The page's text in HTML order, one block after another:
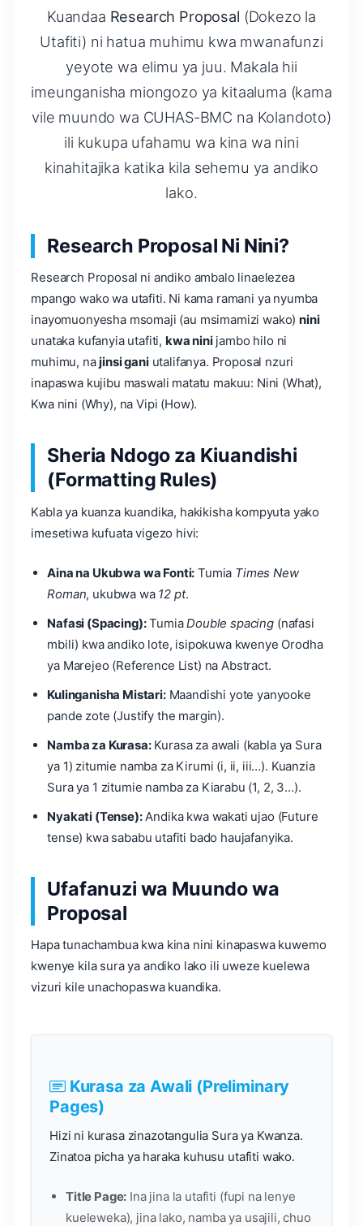
Kuandaa Research Proposal (Dokezo la
Utafiti) ni hatua muhimu kwa mwanafunzi
yeyote wa elimu ya juu. Makala hii
imeunganisha miongozo ya kitaaluma (kama
vile muundo wa CUHAS-BMC na Kolandoto)
ili kukupa ufahamu wa kina wa nini
kinahitajika katika kila sehemu ya andiko
lako.
Research Proposal Ni Nini?
Research Proposal ni andiko ambalo linaelezea
mpango wako wa utafiti. Ni kama ramani ya nyumba
inayomuonyesha msomaji (au msimamizi wako)nini
unataka kufanyia utafiti, kwa ninijambo hilo ni
muhimu, najinsi ganiutalifanya. Proposal nzuri
inapaswa kujibu maswali matatu makuu: Nini (What),
Kwa nini (Why), na Vipi (How).
Sheria Ndogo za Kiuandishi
(Formatting Rules)
Kabla ya kuanza kuandika, hakikisha kompyuta yako
imesetiwa kufuata vigezo hivi:
Aina na Ukubwa wa Fonti: Tumia Times New
Roman, ukubwa wa 12 pt.
Nafasi (Spacing):TumiaDouble spacing (nafasi
mbili) kwa andiko lote, isipokuwa kwenye Orodha
ya Marejeo (Reference List) na Abstract.
Kulinganisha Mistari:Maandishi yote yanyooke
pande zote (Justify the margin).
Namba za Kurasa:Kurasa za awali (kabla ya Sura
ya 1) zitumie namba za Kirumi (i, ii, iii…). Kuanzia
Sura ya 1 zitumie namba za Kiarabu (1, 2, 3…).
Nyakati (Tense):Andika kwa wakati ujao (Future
tense) kwa sababu utafiti bado haujafanyika.
Ufafanuzi wa Muundo wa
Proposal
Hapa tunachambua kwa kina nini kinapaswa kuwemo
kwenye kila sura ya andiko lako ili uweze kuelewa
vizuri kile unachopaswa kuandika.
Kurasa za Awali (Preliminary
Pages)
Hizi ni kurasa zinazotangulia Sura ya Kwanza.
Zinatoa picha ya haraka kuhusu utafiti wako.
Title Page: Ina jina la utafiti (fupi na lenye
kueleweka), jina lako, namba ya usajili, chuo